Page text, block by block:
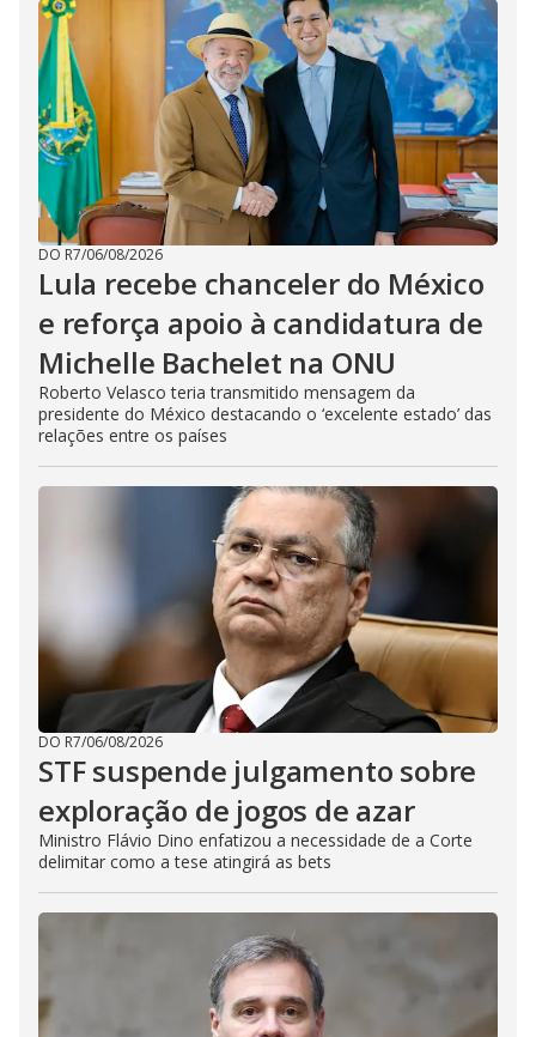
DO R7/06/08/2026
Lula recebe chanceler do México
e reforça apoio à candidatura de
Michelle Bachelet na ONU
Roberto Velasco teria transmitido mensagem da
presidente do México destacando o ‘excelente estado’ das
relações entre os países
DO R7/06/08/2026
STF suspende julgamento sobre
exploração de jogos de azar
Ministro Flávio Dino enfatizou a necessidade de a Corte
delimitar como a tese atingirá as bets